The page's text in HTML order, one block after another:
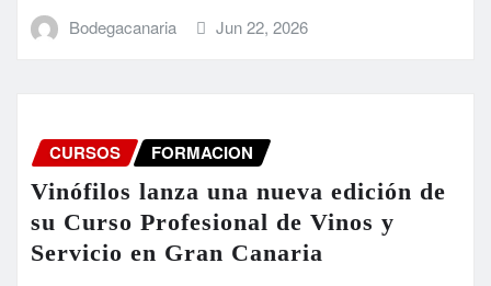
Bodegacanaria Jun 22, 2026
CURSOS FORMACION
Vinófilos lanza una nueva edición de
su Curso Profesional de Vinos y
Servicio en Gran Canaria